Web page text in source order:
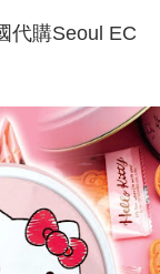
購Seoul EC